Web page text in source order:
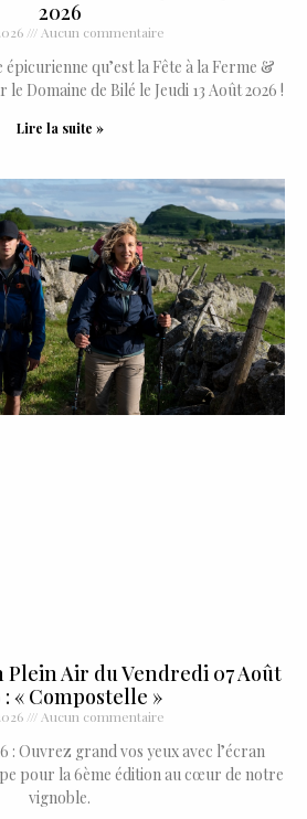
2026
Aucun commentaire
épicurienne qu’est la Fête à la Ferme &
Domaine de Bilé le Jeudi 13 Août 2026 !
Lire la suite »
Plein Air du Vendredi 07 Août
: « Compostelle »
Aucun commentaire
: Ouvrez grand vos yeux avec l’écran
pour la 6ème édition au cœur de notre
vignoble.